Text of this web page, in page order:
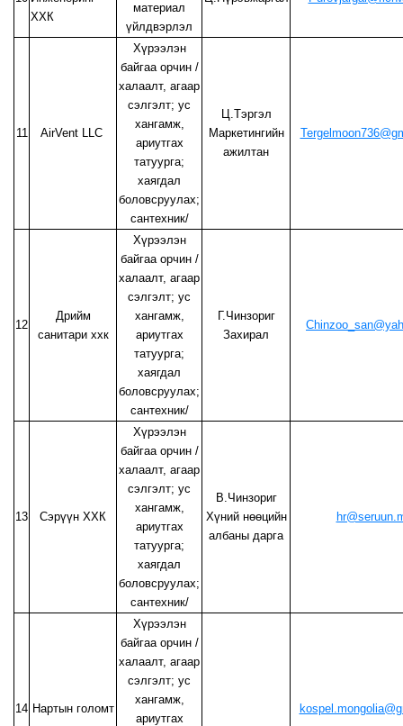
ХХК
материал
үйлдвэрлэл
11 AirVent LLC
Хүрээлэн
байгаа орчин /
халаалт, агаар
сэлгэлт; ус
хангамж,
ариутгах
татуурга;
хаягдал
боловсруулах;
сантехник/
Ц.Тэргэл
Маркетингийн
ажилтан
12
Дрийм
санитари ххк
Хүрээлэн
байгаа орчин /
халаалт, агаар
сэлгэлт; ус
хангамж,
ариутгах
татуурга;
хаягдал
боловсруулах;
сантехник/
Г.Чинзориг
Захирал
13 Сэрүүн ХХК
Хүрээлэн
байгаа орчин /
халаалт, агаар
сэлгэлт; ус
хангамж,
ариутгах
татуурга;
хаягдал
боловсруулах;
сантехник/
В.Чинзориг
Хүний нөөцийн
албаны дарга
14 Нартын голомт
Хүрээлэн
байгаа орчин /
халаалт, агаар
сэлгэлт; ус
хангамж,
ариутгах